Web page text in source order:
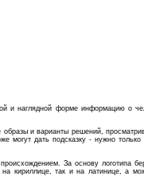
и наглядной форме информацию о
и варианты решений,
дать подсказку - нужно только
За основу логотипа
кириллице, так и на латинице, а